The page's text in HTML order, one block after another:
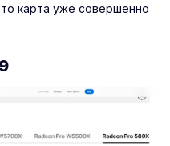
карта уже совершенно